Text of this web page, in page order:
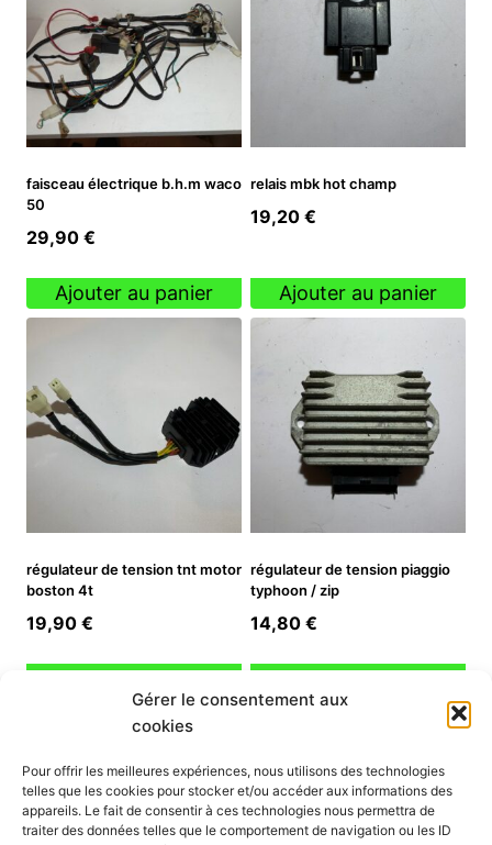
Gérer le consentement aux
cookies
Pour offrir les meilleures expériences, nous utilisons des technologies
telles que les cookies pour stocker et/ou accéder aux informations des
appareils. Le fait de consentir à ces technologies nous permettra de
traiter des données telles que le comportement de navigation ou les ID
faisceau électrique b.h.m waco
50
29,90 €
Ajouter au panier
relais mbk hot champ
19,20 €
Ajouter au panier
régulateur de tension tnt motor
boston 4t
19,90 €
régulateur de tension piaggio
typhoon / zip
14,80 €
INFORMATION
Mon compte
Nous contacter